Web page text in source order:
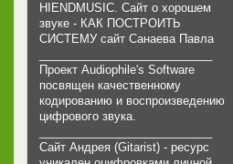
HIENDMUSIC. Сайт о хорошем
звуке - КАК ПОСТРОИТЬ
СИСТЕМУ сайт Санаева Павла
Проект Audiophile's Software
посвящен качественному
кодированию и воспроизведению
цифрового звука.
Сайт Андрея (Gitarist) - ресурс